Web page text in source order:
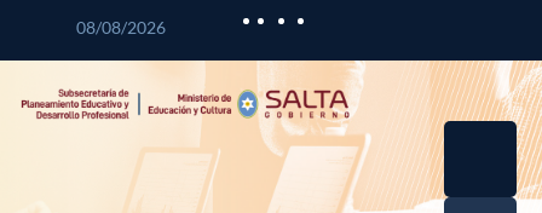
08/08/2026
Curricul